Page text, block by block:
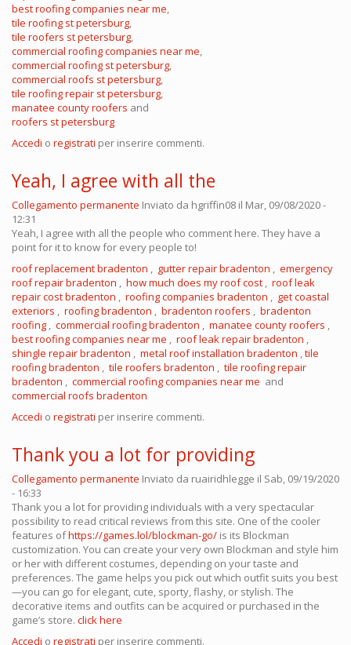
best roofing companies near me,
tile roofing st petersburg,
tile roofers st petersburg,
commercial roofing companies near me,
commercial roofing st petersburg,
commercial roofs st petersburg,
tile roofing repair st petersburg,
manatee county roofers and
roofers st petersburg
Accedi o registrati per inserire commenti.
Yeah, I agree with all the
Collegamento permanente Inviato da hgriffin08 il Mar, 09/08/2020 -
12:31
Yeah, I agree with all the people who comment here. They have a
point for it to know for every people to!
roof replacement bradenton , gutter repair bradenton , emergency
roof repair bradenton , how much does my roof cost , roof leak
repair cost bradenton , roofing companies bradenton , get coastal
exteriors , roofing bradenton , bradenton roofers , bradenton
roofing , commercial roofing bradenton , manatee county roofers ,
best roofing companies near me , roof leak repair bradenton ,
shingle repair bradenton , metal roof installation bradenton ,tile
roofing bradenton , tile roofers bradenton , tile roofing repair
bradenton , commercial roofingcompanies near me and
commercial roofs bradenton
Accedi o registrati per inserire commenti.
Thank you a lot for providing
Collegamento permanente Inviato da ruairidhlegge il Sab, 09/19/2020
- 16:33
Thank you a lot for providing individuals with a very spectacular
possibility to read critical reviews from this site. One of the cooler
features ofhttps://games.lol/blockman-go/ is its Blockman
customization. You can create your very own Blockman and style him
or her with different costumes, depending on your taste and
preferences. The game helps you pick out which outfit suits you best
—you can go for elegant, cute, sporty, flashy, or stylish. The
decorative items and outfits can be acquired or purchased in the
game’s store. click here
Accedi o registrati per inserire commenti.